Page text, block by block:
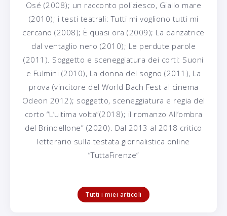
Osé (2008); un racconto poliziesco, Giallo mare
(2010); i testi teatrali: Tutti mi vogliono tutti mi
cercano (2008); È quasi ora (2009); La danzatrice
dal ventaglio nero (2010); Le perdute parole
(2011). Soggetto e sceneggiatura dei corti: Suoni
e Fulmini (2010), La donna del sogno (2011), La
prova (vincitore del World Bach Fest al cinema
Odeon 2012); soggetto, sceneggiatura e regia del
corto “L’ultima volta”(2018); il romanzo All’ombra
del Brindellone” (2020). Dal 2013 al 2018 critico
letterario sulla testata giornalistica online
“TuttaFirenze”
Tutti i miei articoli